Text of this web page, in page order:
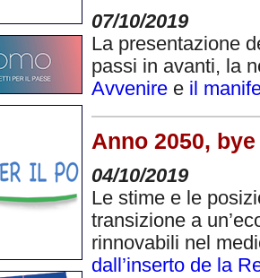
07/10/2019
La presentazione
passi in avanti, la
Avvenire e il
Anno 2050,
04/10/2019
Le stime e le
transizione a
rinnovabili nel
dall’inserto de la